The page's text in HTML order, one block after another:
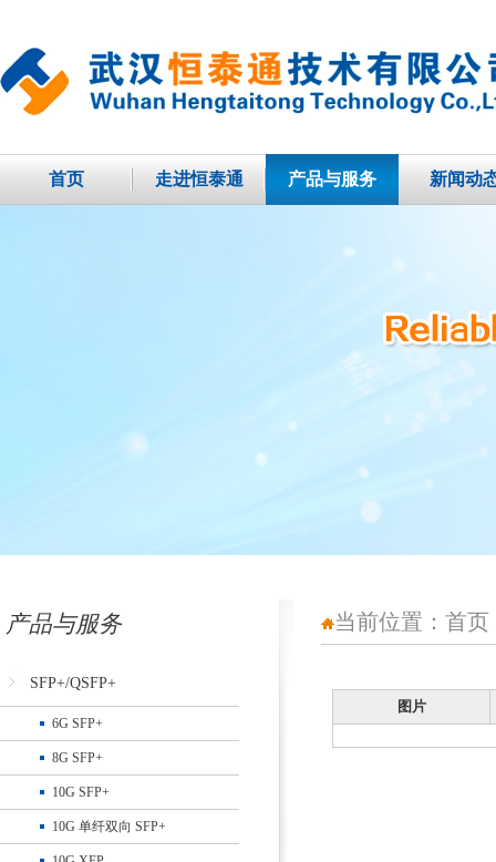
首页 走进恒泰通 产品与服务 新闻动
产品与服务
SFP+/QSFP+
6G SFP+
8G SFP+
10G SFP+
10G 单纤双向 SFP+
当前位置： 首页
图片